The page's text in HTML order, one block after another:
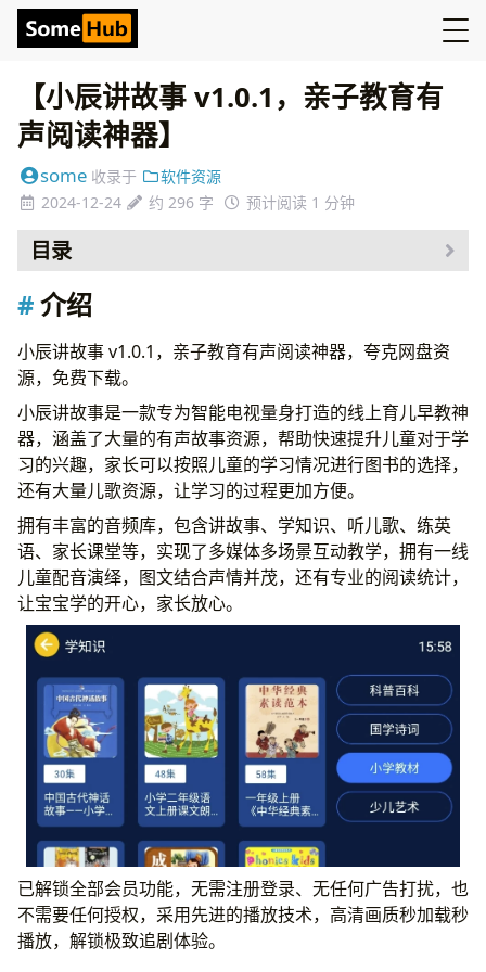
【小辰讲故事 v1.0.1，亲子教育有
声阅读神器】
some 收录于
软件资源
2024-12-24
约 296 字 预计阅读 1 分钟
目录
介绍
资源
介绍
小辰讲故事 v1.0.1，亲子教育有声阅读神器，夸克网盘资
源，免费下载。
小辰讲故事是一款专为智能电视量身打造的线上育儿早教神
器，涵盖了大量的有声故事资源，帮助快速提升儿童对于学
习的兴趣，家长可以按照儿童的学习情况进行图书的选择，
还有大量儿歌资源，让学习的过程更加方便。
拥有丰富的音频库，包含讲故事、学知识、听儿歌、练英
语、家长课堂等，实现了多媒体多场景互动教学，拥有一线
儿童配音演绎，图文结合声情并茂，还有专业的阅读统计，
让宝宝学的开心，家长放心。
已解锁全部会员功能，无需注册登录、无任何广告打扰，也
不需要任何授权，采用先进的播放技术，高清画质秒加载秒
播放，解锁极致追剧体验。